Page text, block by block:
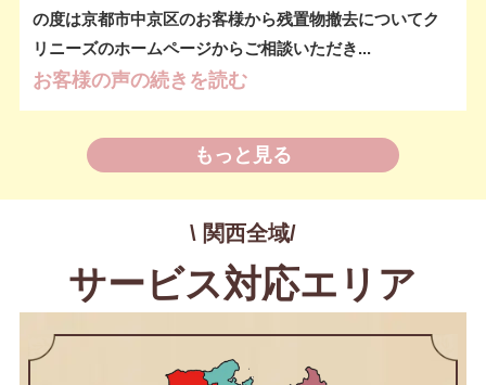
の度は京都市中京区のお客様から残置物撤去についてク
リニーズのホームページからご相談いただき...
お客様の声の続きを読む
もっと見る
\ 関西全域/
サービス対応エリア